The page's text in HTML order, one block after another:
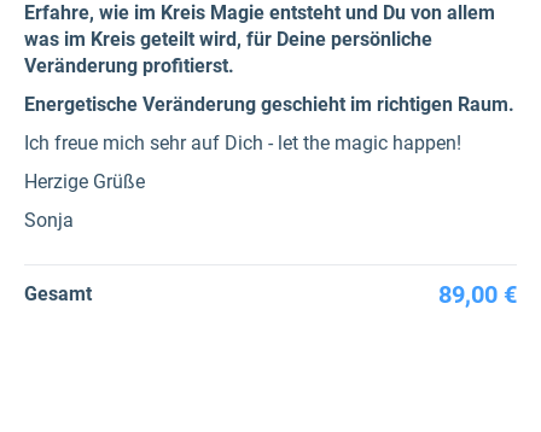
Erfahre, wie im Kreis Magie entsteht und Du von allem
was im Kreis geteilt wird, für Deine persönliche
Veränderung profitierst.
Energetische Veränderung geschieht im richtigen Raum.
Ich freue mich sehr auf Dich - let the magic happen!
Herzige Grüße
Sonja
Gesamt 89,00 €